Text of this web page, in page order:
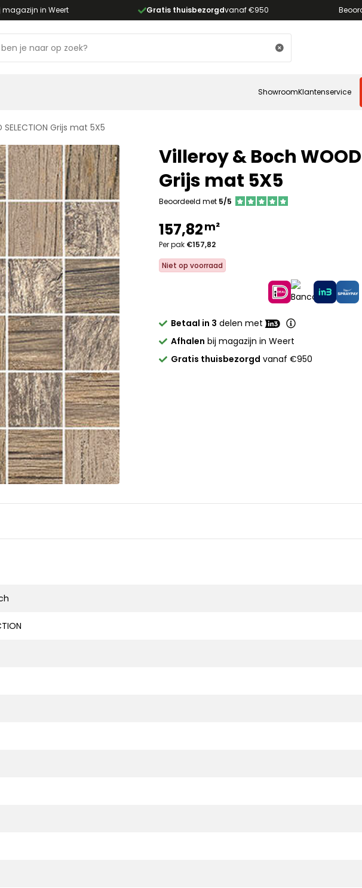
magazijn in Weert Gratis thuisbezorgdvanaf €950
ShowroomKlantenservice
Grijs mat 5X5
Villeroy & Boch WOOD
Grijs mat 5X5
Beoordeeld met 5/5
157,82m²
Per pak €157,82
Niet op voorraad
Betaal in 3 delen met
Afhalen bij magazijn in Weert
Gratis thuisbezorgd vanaf €950